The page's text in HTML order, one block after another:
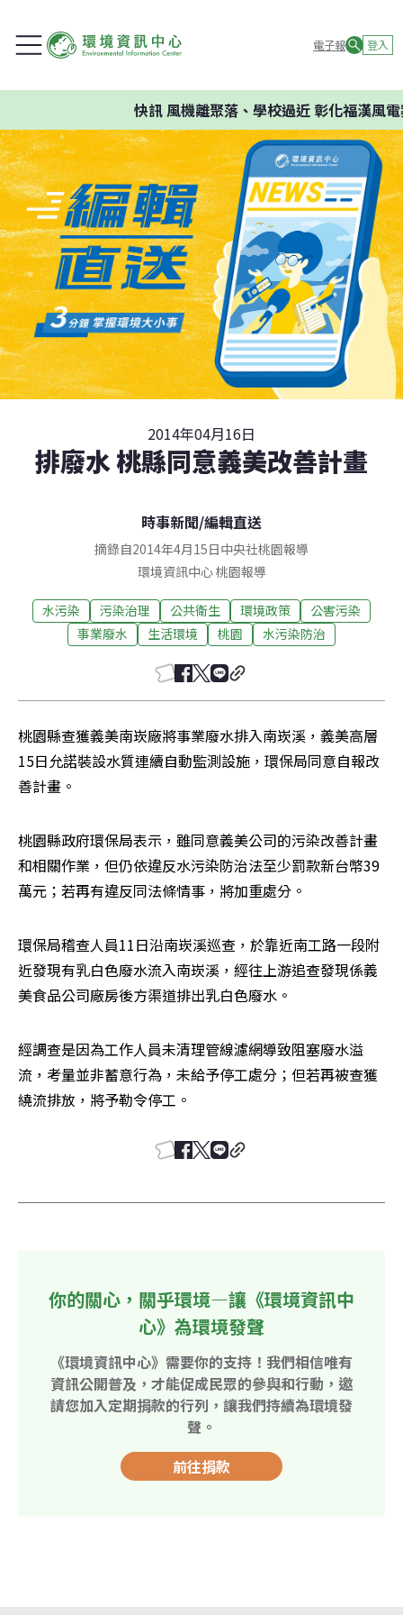
電子報 登入
快訊風機離聚落、學校過近 彰化福漢風電
2014年04月16日
排廢水 桃縣同意義美改善計畫
時事新聞/編輯直送
摘錄自2014年4月15日中央社桃園報導
環境資訊中心桃園報導
水污染 污染治理 公共衛生 環境政策
公害污染
事業廢水
生活環境 桃園 水污染防治
桃園縣查獲義美南崁廠將事業廢水排入南崁溪，義美高層
15日允諾裝設水質連續自動監測設施，環保局同意自報改
善計畫。
桃園縣政府環保局表示，雖同意義美公司的污染改善計畫
和相關作業，但仍依違反水污染防治法至少罰款新台幣39
萬元；若再有違反同法條情事，將加重處分。
環保局稽查人員11日沿南崁溪巡查，於靠近南工路一段附
近發現有乳白色廢水流入南崁溪，經往上游追查發現係義
美食品公司廠房後方渠道排出乳白色廢水。
經調查是因為工作人員未清理管線濾網導致阻塞廢水溢
流，考量並非蓄意行為，未給予停工處分；但若再被查獲
繞流排放，將予勒令停工。
你的關心，關乎環境—讓《環境資訊中
心》為環境發聲
《環境資訊中心》需要你的支持！我們相信唯有
資訊公開普及，才能促成民眾的參與和行動，邀
請您加入定期捐款的行列，讓我們持續為環境發
聲。
前往捐款